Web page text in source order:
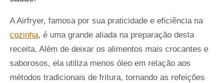
A Airfryer, famosa por sua praticidade e eficiência na
cozinha, é uma grande aliada na preparação desta
receita. Além de deixar os alimentos mais crocantes e
saborosos, ela utiliza menos óleo em relação aos
métodos tradicionais de fritura, tornando as refeições